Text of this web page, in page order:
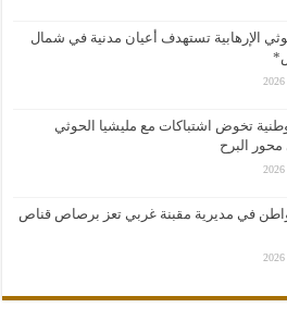
الإرهابية تستهدف أعيان مدنية في شمال
تخوض اشتباكات مع مليشيا الحوثي
محور البرح
في مديرية مقبنة غربي تعز برصاص قناص